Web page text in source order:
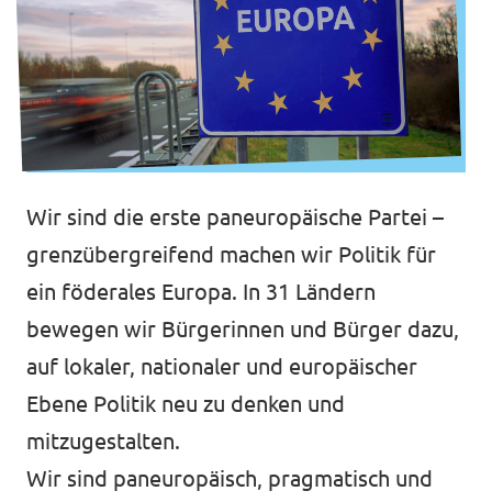
Wir sind die erste paneuropäische Partei –
grenzübergreifend machen wir Politik für
ein föderales Europa. In 31 Ländern
bewegen wir Bürgerinnen und Bürger dazu,
auf lokaler, nationaler und europäischer
Ebene Politik neu zu denken und
mitzugestalten.
Wir sind paneuropäisch, pragmatisch und